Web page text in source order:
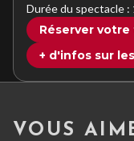
Durée du spectacle :
Réserver
+ d'infos sur
VOUS